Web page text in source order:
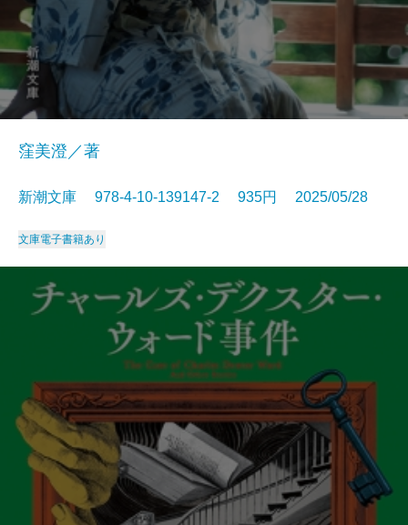
窪美澄／著
新潮文庫 978-4-10-139147-2 935円 2025/05/28
文庫電子書籍あり